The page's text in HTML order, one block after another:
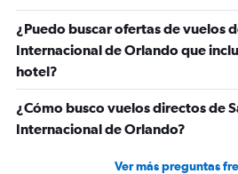
¿Puedo buscar ofertas de vuelos
Internacional de Orlando que
hotel?
¿Cómo busco vuelos directos de
Internacional de Orlando?
Ver más preguntas